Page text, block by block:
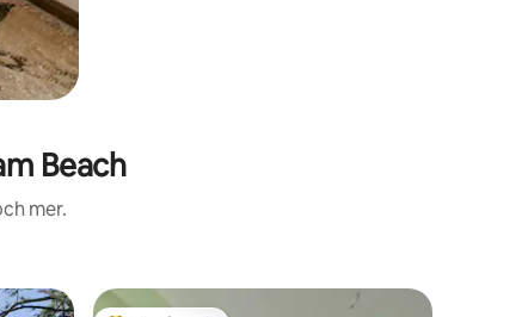
Beach
mer.